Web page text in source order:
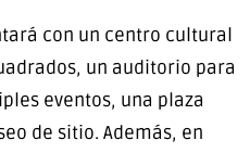
con un centro cultural
un auditorio para
eventos, una plaza
de sitio. Además, en